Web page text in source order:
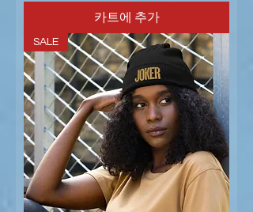
카트에 추가
SALE